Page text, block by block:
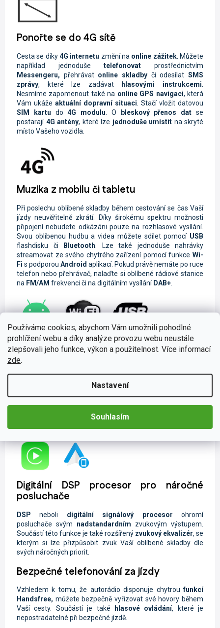
Používáme cookies, abychom Vám umožnili pohodlné
prohlížení webu a díky analýze provozu webu neustále
zlepšovali jeho funkce, výkon a použitelnost. Více informací
zde.
Nastavení
Souhlasím
Ponořte se do 4G sítě
Cesta se díky4G internetu změní na online zážitek. Můžete
například jednodušetelefonovat prostřednictvím
Messengeru, přehrávat online skladby či odesílatSMS
zprávy, které lze zadávat hlasovými instrukcemi
Nesmíme zapomenout také na online GPS navigaci, která
Vám ukáže aktuální dopravní situaci . Stačí vložit datovou
SIM kartu do4G modulu . O bleskový přenos dat se
postarají 4G antény, které lze jednoduše umístit na skryté
místo Vašeho vozidla.
Muzika z mobilu či tabletu
Při poslechu oblíbené skladby během cestování se čas Vaší
jízdy neuvěřitelně zkrátí. Díky širokému spektru možnosti
připojení nebudete odkázáni pouze na rozhlasové vysílání.
Svou oblíbenou hudbu a videa můžete sdílet pomocí USB
flashdisku či
Bluetooth . Lze také jednoduše nahrávky
streamovat ze svého chytrého zařízení pomocí funkce Wi-
Fi s podporou Android aplikací. Pokud právě nemáte po ruce
telefon nebo přehrávač, nalaďte si oblíbené rádiové stanice
na FM/AM frekvenci či na digitálním vysílání DAB+
Ovládání telefonu pomocí CarPlay a
Android Auto
telefon s autorádiem a můžete si hravě zrcadlit obrazovku
nadispleji autorádia. Také si můžete vyřizovat svéhovory
či napříkladzprávynamessengeru. Samozřejmostí je také
, které je nezbytné pro
Digitální DSP procesor pro náročné
posluchače
DSP neboli digitální signálový procesorohromí
posluchače svým nadstandardním zvukovým výstupem.
Součástí této funkce je také rozšířený zvukový ekvalizér, se
kterým si lze přizpůsobit zvuk Vaší oblíbené skladby dle
svých náročných priorit.
Bezpečné telefonování za jízdy
Vzhledem k tomu, že autorádio disponuje chytroufunkcí
Handsfree, můžete bezpečně vyřizovat své hovory během
Vaší cesty. Součástí je také
hlasové ovládání, které je
nepostradatelné při bezpečné jízdě.